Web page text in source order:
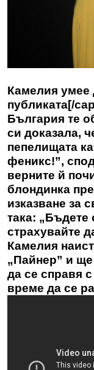
Камелия умее
публиката[/
България те
си доказала,
пепелищата
феникс!”,
верните й
блондинка
изказване за
така: „Бъдете
страхувайте
Камелия
„Пайнер” и
да се справя
време да се